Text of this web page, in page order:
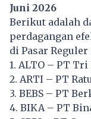
Juni 2026
Berikut adalah
perdagangan
di Pasar
1. ALTO – PT
2. ARTI – PT
3. BEBS – PT
4. BIKA – PT